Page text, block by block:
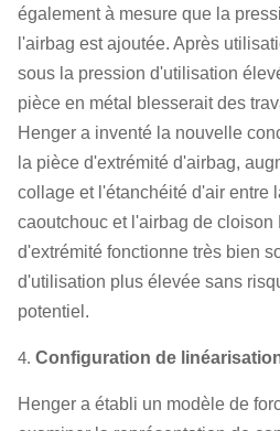
également à mesure que la
l'airbag est ajoutée. Après
sous la pression d'utilisation
pièce en métal blesserait des
Henger a inventé la nouvelle
la pièce d'extrémité d'airbag,
collage et l'étanchéité d'air entre
caoutchouc et l'airbag de cloison
d'extrémité fonctionne très bien
d'utilisation plus élevée sans
potentiel.
4. Configuration de
Henger a établi un modèle de